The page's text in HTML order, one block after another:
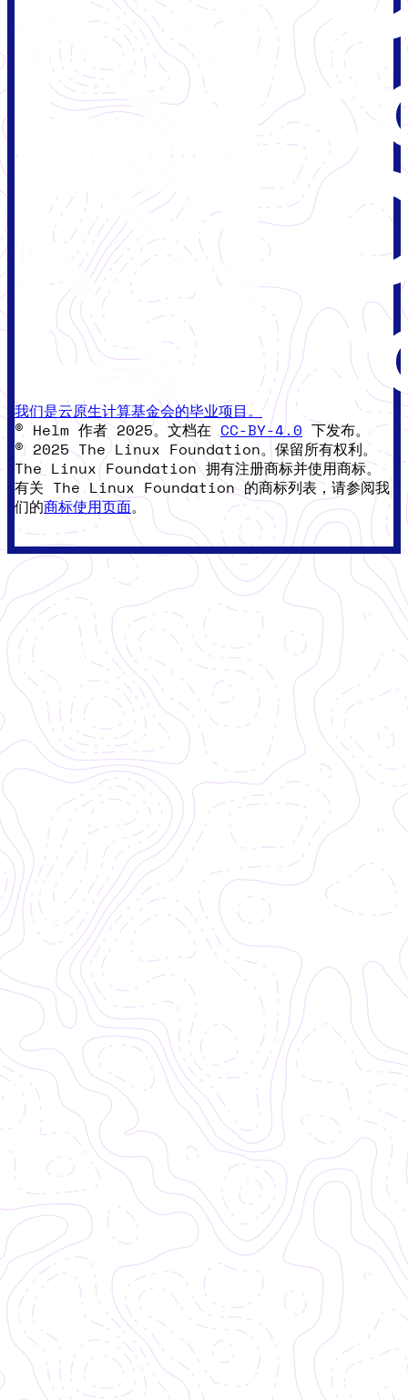
我们是云原生计算基金会的毕业项目。
© Helm 作者 2025。文档在 CC-BY-4.0 下发布。
© 2025 The Linux Foundation。保留所有权利。
The Linux Foundation 拥有注册商标并使用商标。
有关 The Linux Foundation 的商标列表，请参阅我
们的商标使用页面。